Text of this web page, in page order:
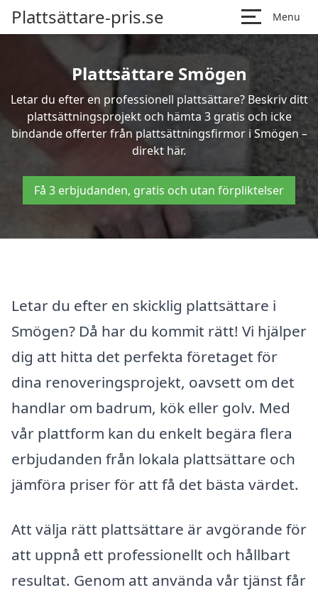
Plattsättare-pris.se Menu
Plattsättare Smögen
Letar du efter en professionell plattsättare? Beskriv ditt
plattsättningsprojekt och hämta 3 gratis och icke
bindande offerter från plattsättningsfirmor i Smögen –
direkt här.
Få 3 erbjudanden, gratis och utan förpliktelser
Letar du efter en skicklig plattsättare i
Smögen? Då har du kommit rätt! Vi hjälper
dig att hitta det perfekta företaget för
dina renoveringsprojekt, oavsett om det
handlar om badrum, kök eller golv. Med
vår plattform kan du enkelt begära flera
erbjudanden från lokala plattsättare och
jämföra priser för att få det bästa värdet.
Att välja rätt plattsättare är avgörande för
att uppnå ett professionellt och hållbart
resultat. Genom att använda vår tjänst får